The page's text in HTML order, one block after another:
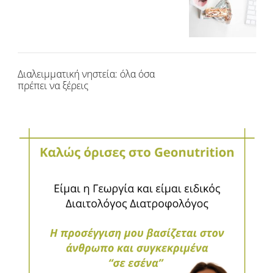
Διαλειμματική νηστεία: όλα όσα
πρέπει να ξέρεις